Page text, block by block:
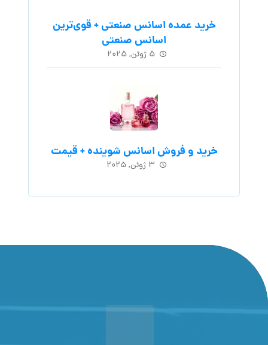
خرید عمده اسانس صنعتی + قوی‌ترین
اسانس‌ صنعتی
۵ ژوئن, ۲۰۲۵
خرید و فروش اسانس شوینده + قیمت
۳ ژوئن, ۲۰۲۵